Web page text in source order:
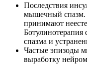
Последствия
мышечный спазм.
принимают
Ботулинотерапия
спазма и
Частые эпизоды
выработку